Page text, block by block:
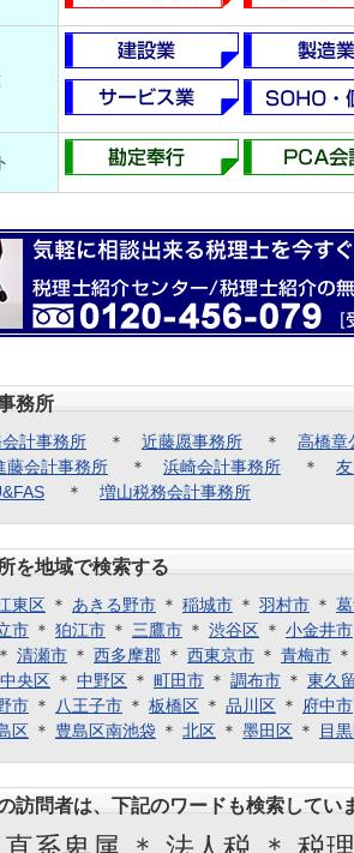
務所
計事務所 ＊ 近藤愿事務所 ＊ 高橋章
藤会計事務所 ＊ 浜崎会計事務所 ＊
＊ 増山税務会計事務所
を地域で検索する
東区 ＊ あきる野市 ＊ 稲城市 ＊ 羽村市 ＊
市 ＊ 狛江市 ＊ 三鷹市 ＊ 渋谷区 ＊ 小金井市
＊ 清瀬市 ＊ 西多摩郡 ＊ 西東京市 ＊ 青梅市
中央区 ＊ 中野区 ＊ 町田市 ＊ 調布市 ＊ 東久
市 ＊ 八王子市 ＊ 板橋区 ＊ 品川区 ＊ 府中市
区 ＊ 豊島区南池袋 ＊ 北区 ＊ 墨田区 ＊ 目
訪問者は、下記のワードも検索してい